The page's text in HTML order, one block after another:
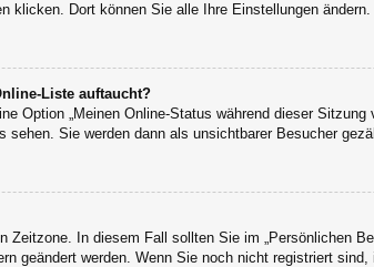
klicken. Dort können Sie alle Ihre Einstellungen ändern.
Liste auftaucht?
Option „Meinen Online-Status während dieser
Sie werden dann als unsichtbarer Besucher
Zeitzone. In diesem Fall sollten Sie im „Persönlichen
geändert werden. Wenn Sie noch nicht registriert